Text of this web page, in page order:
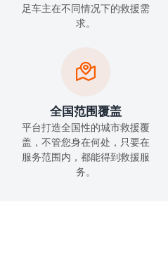
足车主在不同情况下的救援需
求。

全国范围覆盖
平台打造全国性的城市救援覆
盖，不管您身在何处，只要在
服务范围内，都能得到救援服
务。